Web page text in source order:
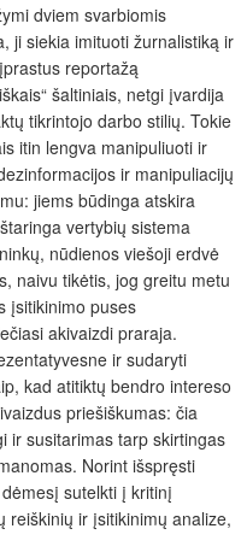
dviem svarbiomis
ji siekia imituoti žurnalistiką ir
reportažą
šaltiniais, netgi įvardija
tikrintojo darbo stilių. Tokie
itin lengva manipuliuoti ir
ir manipuliacijų
jiems būdinga atskira
vertybių sistema
nūdienos viešoji erdvė
naivu tikėtis, jog greitu metu
įsitikinimo puses
akivaizdi praraja.
ir sudaryti
kad atitiktų bendro intereso
priešiškumas: čia
ir susitarimas tarp skirtingas
Norint išspręsti
sutelkti į kritinį
reiškinių ir įsitikinimų analize,